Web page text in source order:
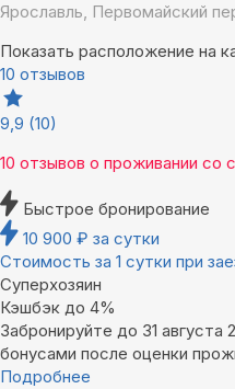
Ярославль, Первомайский
Показать расположение на
10 отзывов
9,9 (10)
10 отзывов о проживании со
Быстрое бронирование
10 900 ₽ за сутки
Стоимость за 1 сутки при
Суперхозяин
Кэшбэк до 4%
Забронируйте до 31
бонусами после оценки
Подробнее